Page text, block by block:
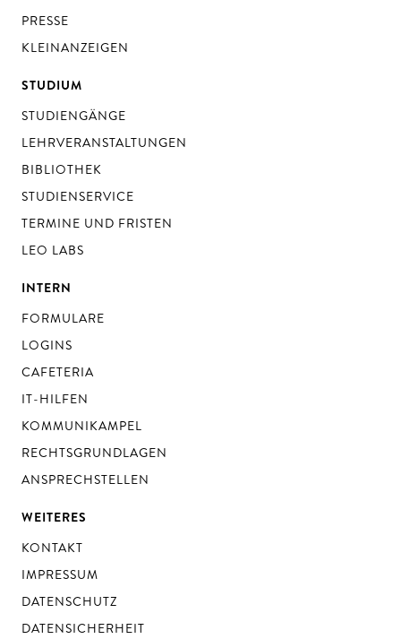
PRESSE
KLEINANZEIGEN
STUDIUM
STUDIENGÄNGE
LEHRVERANSTALTUNGEN
BIBLIOTHEK
STUDIENSERVICE
TERMINE UND FRISTEN
LEO LABS
INTERN
FORMULARE
LOGINS
CAFETERIA
IT-HILFEN
KOMMUNIKAMPEL
RECHTSGRUNDLAGEN
ANSPRECHSTELLEN
WEITERES
KONTAKT
IMPRESSUM
DATENSCHUTZ
DATENSICHERHEIT